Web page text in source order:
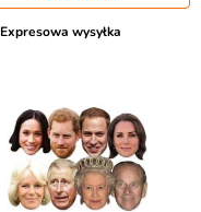
Expresowa wysyłka